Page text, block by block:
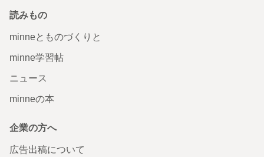
読みもの
minneとものづくりと
minne学習帖
ニュース
minneの本
企業の方へ
広告出稿について